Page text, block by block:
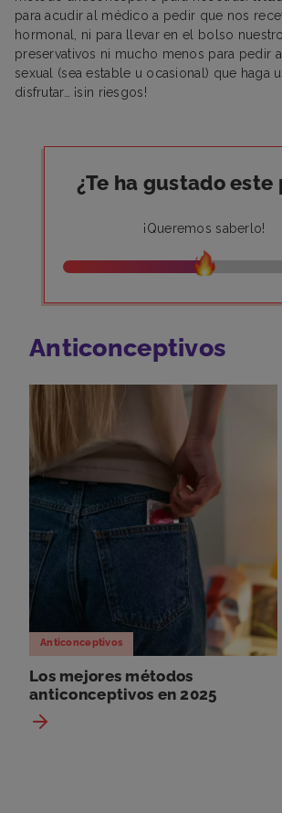
para acudir al médico a pedir que nos
hormonal, ni para llevar en el bolso
preservativos ni mucho menos para pedir
sexual (sea estable u ocasional) que haga
disfrutar… ¡sin riesgos!
¿Te ha gustado este
¡Queremos saberlo!
Anticonceptivos
Anticonceptivos
Los mejores métodos
anticonceptivos en 2025